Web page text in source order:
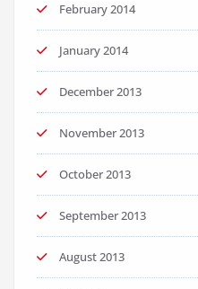
February 2014
January 2014
December 2013
November 2013
October 2013
September 2013
August 2013